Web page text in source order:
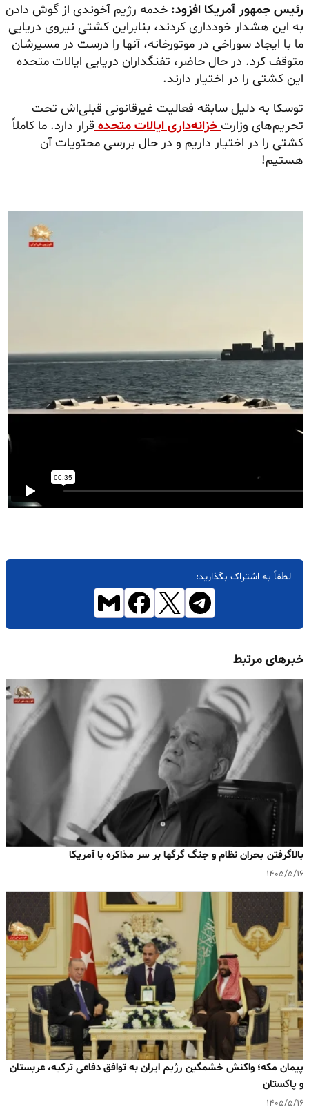
رئیس جمهور آمریکا افزود: خدمه رژیم آخوندی از گوش دادن
به این هشدار خودداری کردند، بنابراین کشتی نیروی دریایی
ما با ایجاد سوراخی در موتورخانه، آنها را درست در مسیرشان
متوقف کرد. در حال حاضر، تفنگداران دریایی ایالات متحده
این کشتی را در اختیار دارند.
توسکا به دلیل سابقه فعالیت غیرقانونی قبلی‌اش تحت
تحریم‌های وزارتخزانه‌داری ایالات متحدهقرار دارد. ما کاملاً
کشتی را در اختیار داریم و در حال بررسی محتویات آن
هستیم!
لطفاً به اشتراک بگذارید:
خبرهای مرتبط
بالا‌گرفتن بحران نظام و جنگ گرگها بر سر مذاکره با آمریکا
۱۴۰۵/۵/۱۶
پیمان مکه؛ واکنش خشمگین رژیم ایران به توافق دفاعی ترکیه، عربستان
و پاکستان
۱۴۰۵/۵/۱۶